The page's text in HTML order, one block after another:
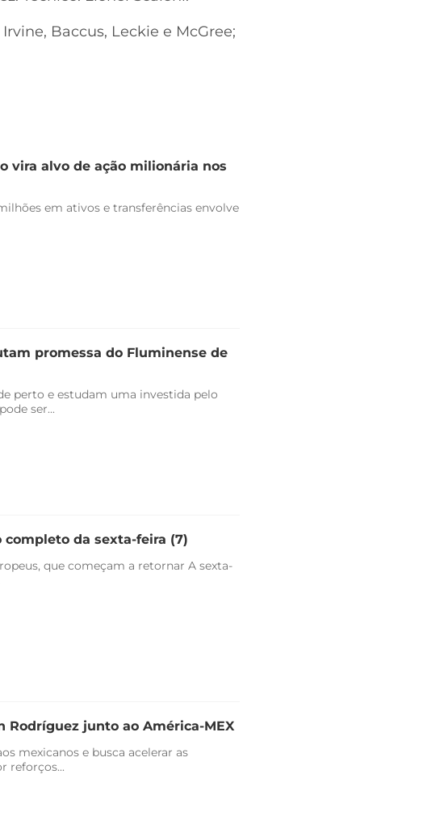
Baccus, Leckie e McGree;
vira alvo de ação milionária nos
em ativos e transferências envolve
promessa do Fluminense de
perto e estudam uma investida pelo
ser...
completo da sexta-feira (7)
que começam a retornar A sexta-
Rodríguez junto ao América-MEX
mexicanos e busca acelerar as
reforços...